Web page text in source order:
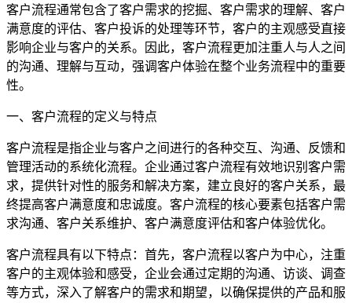
客户流程通常包含了客户需求的挖掘、客户需求的理解、客户
满意度的评估、客户投诉的处理等环节，客户的主观感受直接
影响企业与客户的关系。因此，客户流程更加注重人与人之间
的沟通、理解与互动，强调客户体验在整个业务流程中的重要
性。
一、客户流程的定义与特点
客户流程是指企业与客户之间进行的各种交互、沟通、反馈和
管理活动的系统化流程。企业通过客户流程有效地识别客户需
求，提供针对性的服务和解决方案，建立良好的客户关系，最
终提高客户满意度和忠诚度。客户流程的核心要素包括客户需
求沟通、客户关系维护、客户满意度评估和客户体验优化。
客户流程具有以下特点：首先，客户流程以客户为中心，注重
客户的主观体验和感受，企业会通过定期的沟通、访谈、调查
等方式，深入了解客户的需求和期望，以确保提供的产品和服